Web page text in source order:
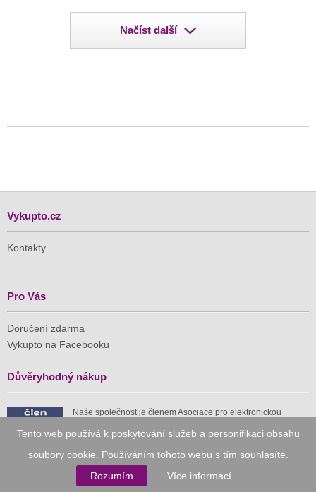
Tento web používá k poskytování služeb a personifikaci obsahu
soubory cookie. Používáním tohoto webu s tím souhlasíte.
Rozumím
Více informací
Načíst další
Vykupto.cz
Kontakty
Pro Vás
Doručení zdarma
Vykupto na Facebooku
Důvěryhodný nákup
Naše společnost je členem Asociace pro elektronickou